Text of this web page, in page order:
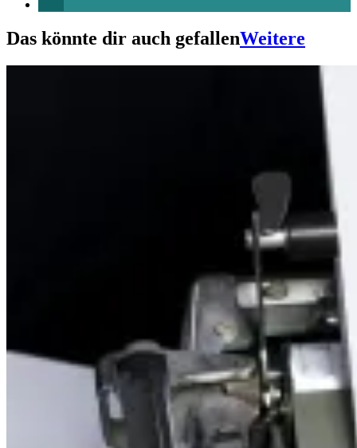
Das könnte dir auch gefallenWeitere